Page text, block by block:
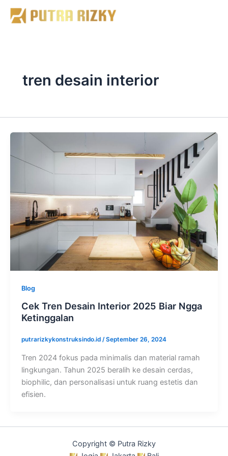
Skip
tren desain interior
Blog
Cek Tren Desain Interior 2025 Biar Ngga
Ketinggalan
putrarizkykonstruksindo.id /September 26, 2024
Tren 2024 fokus pada minimalis dan material ramah
lingkungan. Tahun 2025 beralih ke desain cerdas,
biophilic, dan personalisasi untuk ruang estetis dan
efisien.
Copyright © Putra Rizky